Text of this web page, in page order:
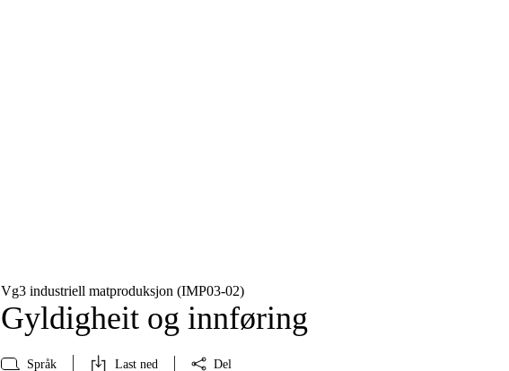
Vg3 industriell matproduksjon (IMP03‑02)
Gyldigheit og innføring
Språk Last ned Del